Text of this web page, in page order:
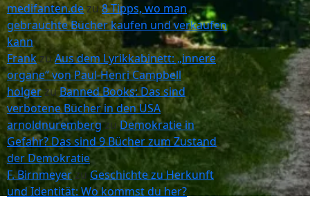
medifanten.dezu8 Tipps, wo man
gebrauchte Bücher kaufen und verkaufen
kann
Frank zu Aus dem Lyrikkabinett: „innere
organe“ von Paul-Henri Campbell
holgerzuBanned Books: Das sind
verbotene Bücher in den USA
arnoldnurembergzuDemokratie in
Gefahr? Das sind 9 Bücher zum Zustand
der Demokratie
F. BirnmeyerzuGeschichte zu Herkunft
und Identität: Wo kommst du her?